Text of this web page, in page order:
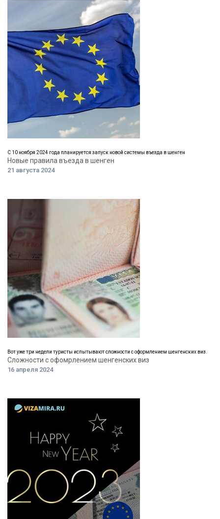
С 10 ноября 2024 года планируется запуск новой системы въезда в шенген
Новые правила въезда в шенген
21 августа 2024
Вот уже три недели туристы испытывают сложности с оформлением шенгенских виз.
Сложности с офомрлением шенгенских виз
16 апреля 2024